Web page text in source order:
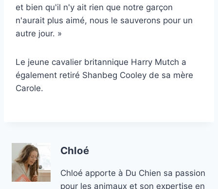
et bien qu'il n'y ait rien que notre garçon
n'aurait plus aimé, nous le sauverons pour un
autre jour. »
Le jeune cavalier britannique Harry Mutch a
également retiré Shanbeg Cooley de sa mère
Carole.
Chloé
Chloé apporte à Du Chien sa passion
pour les animaux et son expertise en